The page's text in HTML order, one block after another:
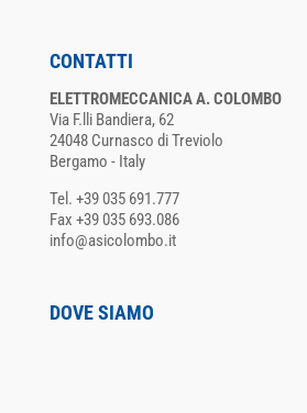
CONTATTI
ELETTROMECCANICA A. COLOMBO
Via F.lli Bandiera, 62
24048 Curnasco di Treviolo
Bergamo - Italy
Tel. +39 035 691.777
Fax +39 035 693.086
info@asicolombo.it
DOVE SIAMO